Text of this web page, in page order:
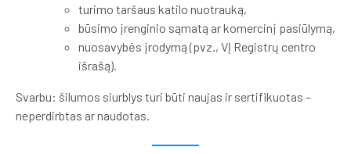
turimo taršaus katilo nuotrauką,
būsimo įrenginio sąmatą ar komercinį pasiūlymą,
nuosavybės įrodymą (pvz., VĮ Registrų centro
išrašą).
Svarbu: šilumos siurblys turi būti naujas ir sertifikuotas –
neperdirbtas ar naudotas.